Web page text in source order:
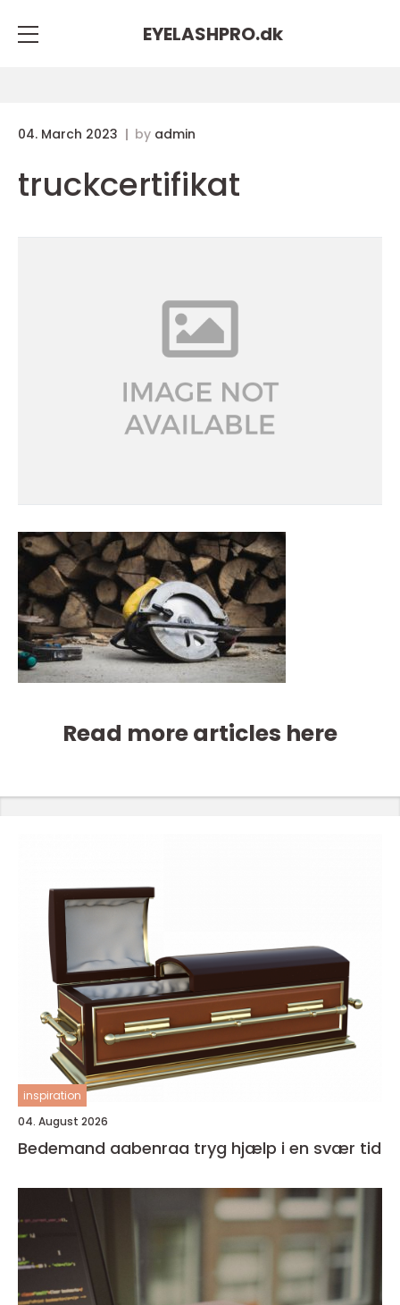
EYELASHPRO.dk
04. March 2023 by admin
truckcertifikat
Read more articles here
inspiration
04. August 2026
Bedemand aabenraa tryg hjælp i en svær tid